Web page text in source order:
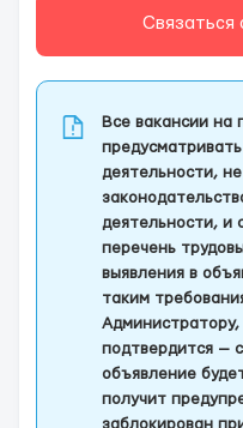
Связаться
Все вакансии
деятельности,
деятельности, и
перечень
выявления в
таким
подтвердится —
объявление
получит
заблокирован